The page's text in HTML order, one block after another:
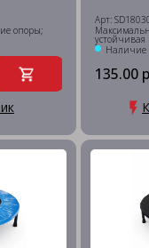
опоры;
Арт:
устойчивая
Наличие
135.00 р